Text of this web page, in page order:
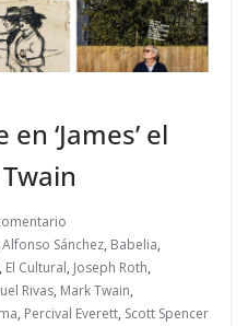
‘James’ el
Alfonso Sánchez, Babelia,
, El Cultural, Joseph Roth,
Rivas, Mark Twain,
, Percival Everett, Scott Spencer